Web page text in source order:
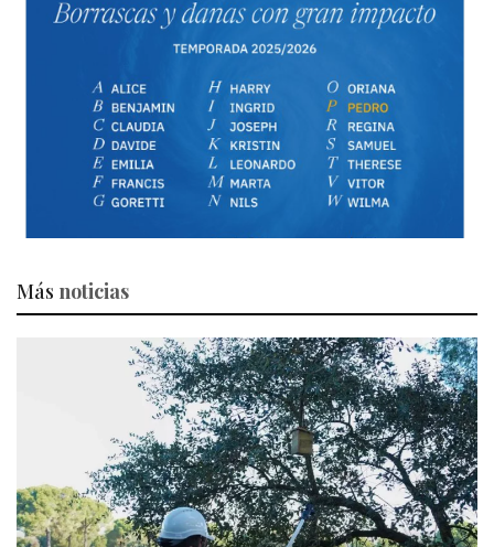
Más noticias